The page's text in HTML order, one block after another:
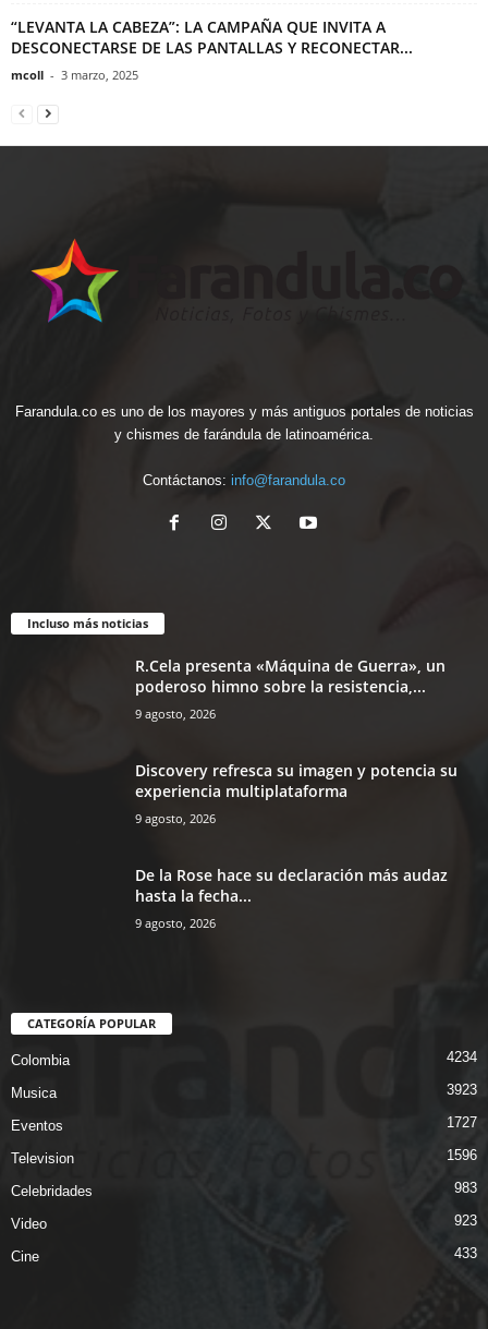
“LEVANTA LA CABEZA”: LA CAMPAÑA QUE INVITA A
DESCONECTARSE DE LAS PANTALLAS Y RECONECTAR...
mcoll - 3 marzo, 2025
Farandula.co es uno de los mayores y más antiguos portales de noticias
y chismes de farándula de latinoamérica.
Contáctanos: info@farandula.co
Incluso más noticias
R.Cela presenta «Máquina de Guerra», un
poderoso himno sobre la resistencia,...
9 agosto, 2026
Discovery refresca su imagen y potencia su
experiencia multiplataforma
9 agosto, 2026
De la Rose hace su declaración más audaz
hasta la fecha...
9 agosto, 2026
CATEGORÍA POPULAR
Colombia 4234
Musica 3923
Eventos 1727
Television 1596
Celebridades 983
Video 923
Cine 433